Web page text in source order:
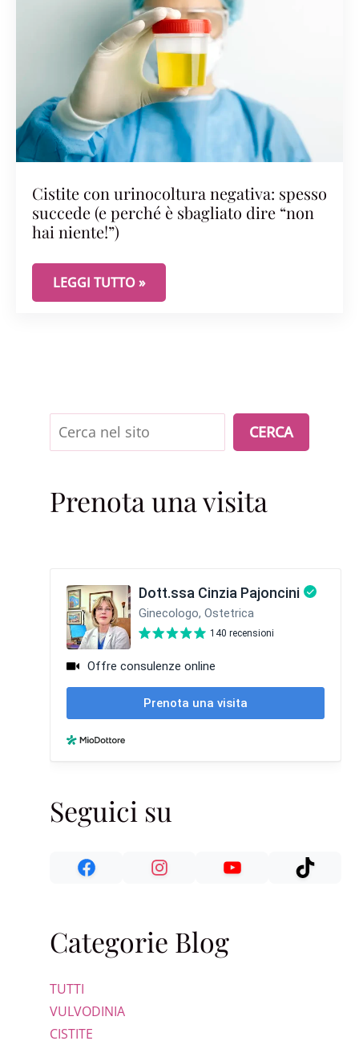
Cistite con urinocoltura negativa: spesso
succede (e perché è sbagliato dire “non
hai niente!”)
CISTITE CON URINOCOLTURA NEGATIVA: SPESSO
LEGGI TUTTO »
Cerca CERCA
Prenota una visita
Seguici su
Categorie Blog
TUTTI
VULVODINIA
CISTITE